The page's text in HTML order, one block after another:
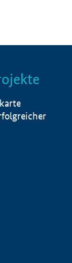
Info